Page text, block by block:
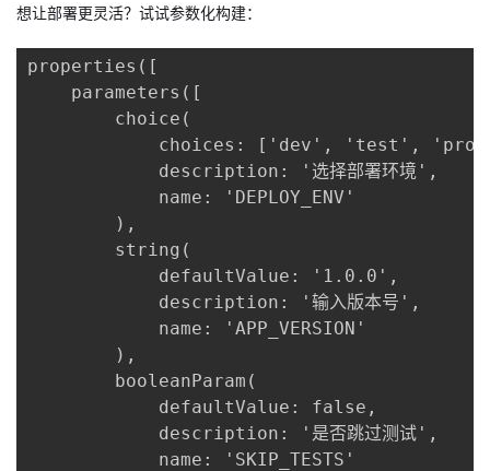
想让部署更灵活？试试参数化构建：
properties([
    parameters([
        choice(
choices: ['dev', 'test',
            description: '选择部署环境',
            name: 'DEPLOY_ENV'
        ),
        string(
            defaultValue: '1.0.0',
            description: '输入版本号',
            name: 'APP_VERSION'
        ),
        booleanParam(
            defaultValue: false,
            description: '是否跳过测试',
            name: 'SKIP_TESTS'